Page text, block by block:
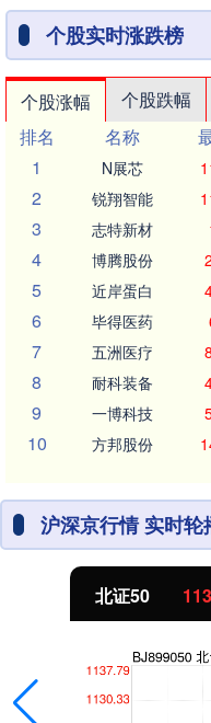
个股实时涨跌榜
个股涨幅 个股跌幅
排名
名称
1
N展芯
2 锐翔智能
3 志特新材
4 博腾股份
5 近岸蛋白
6 毕得医药
7 五洲医疗
8 耐科装备
9 一博科技
10 方邦股份
沪深京行情 实时轮
北证50